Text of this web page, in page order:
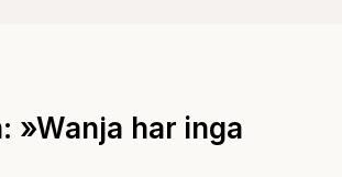
»Wanja har inga